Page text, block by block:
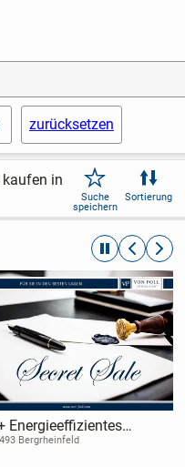
zurücksetzen
in
Suche
speichern
Sortierung
automatische
Energieeffizientes
in gehobenem
Bergrheinfeld